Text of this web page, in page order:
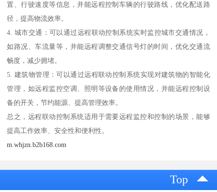
置、行驶速度等信息，并能远程控制车辆的行驶路线，优化配送路
径，提高物流效率。
4. 城市交通：可以通过远程联动控制系统实时监控城市交通情况，
如路况、车流量等，并能远程调整交通信号灯的时间，优化交通流
畅度，减少拥堵。
5. 建筑物管理：可以通过远程联动控制系统实现对建筑物的智能化
管理，如远程监控空调、照明等设备的使用情况，并能远程控制设
备的开关，节约能源、提高管理效率。
总之，远程联动控制系统适用于需要远程监控和控制的场景，能够
提高工作效率、安全性和便利性。
m.whjzn.b2b168.com
Top